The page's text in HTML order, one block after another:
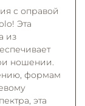
с оправой
Эта
из
ношении.
формам
эта